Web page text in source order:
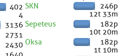
402
4
3136
2731
2430
SKN
246p
12t 33m
Sepeteus
182p
10t 20m
Oksa
182p
1t 10m